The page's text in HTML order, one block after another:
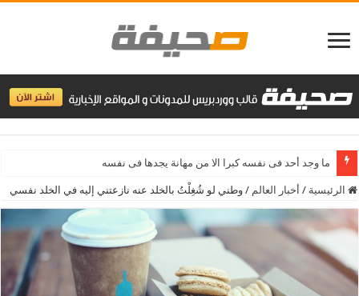
سر النجاح هو النظام ن
الرئيسية / أخبار العالم / وطني لو شُغِلْتُ بالخلد عنه نازعتني إليه في الخلد نفسي